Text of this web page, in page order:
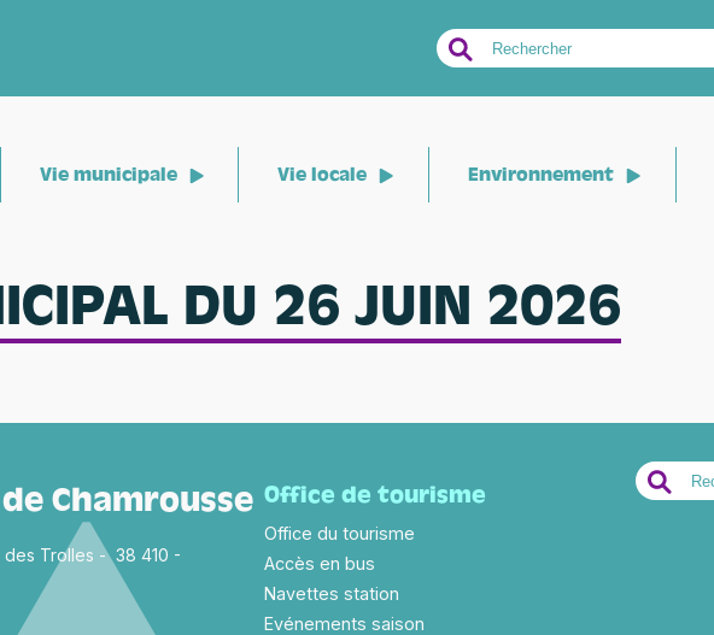
Search
for:
Vie municipale Vie locale Environnement
DU 26 JUIN 2026
Chamrousse
des Trolles - 38 410 -
Office de tourisme
Office du tourisme
Accès en bus
Navettes station
Evénements saison
Search
for: